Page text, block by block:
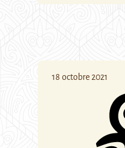
18 octobre 2021